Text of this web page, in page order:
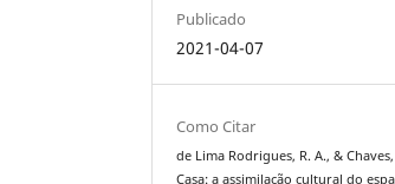
Publicado
2021-04-07
Como Citar
de Lima Rodrigues, R. A., & Chaves,
Casa: a assimilação cultural do